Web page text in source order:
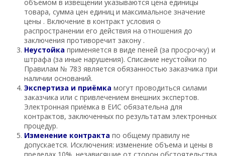
объемом в извещении указываются цена единицы
товара, сумма цен единиц и максимальное значение
цены . Включение в контракт условия о
распространении его действия на отношения до
заключения противоречит закону .
Неустойка применяется в виде пеней (за просрочку) и
штрафа (за иные нарушения). Списание неустойки по
Правилам № 783 является обязанностью заказчика при
наличии оснований.
Экспертиза и приёмка могут проводиться силами
заказчика или с привлечением внешних экспертов.
Электронная приёмка в ЕИС обязательна для
контрактов, заключенных по результатам электронных
процедур.
Изменение контракта по общему правилу не
допускается. Исключения: изменение объема и цены в